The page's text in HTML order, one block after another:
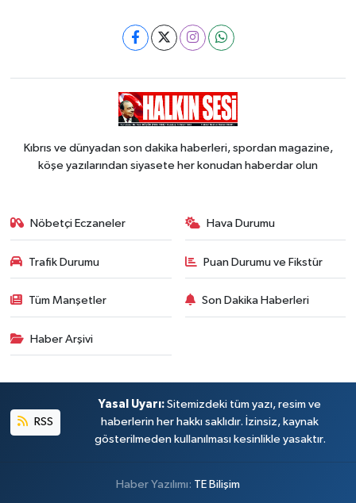
Kıbrıs ve dünyadan son dakika haberleri, spordan magazine,
köşe yazılarından siyasete her konudan haberdar olun
Nöbetçi Eczaneler Hava Durumu
Trafik Durumu Puan Durumu ve Fikstür
Tüm Manşetler Son Dakika Haberleri
Haber Arşivi
RSS
Yasal Uyarı: Sitemizdeki tüm yazı, resim ve
haberlerin her hakkı saklıdır. İzinsiz, kaynak
gösterilmeden kullanılması kesinlikle yasaktır.
Haber Yazılımı: TE Bilişim